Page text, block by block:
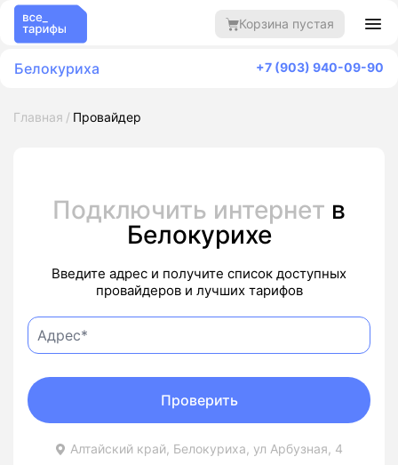
Корзина пустая
Белокуриха +7 (903) 940-09-90
Главная Провайдер
Подключить интернет в
Белокурихе
Введите адрес и получите список доступных
провайдеров и лучших тарифов
Алтайский край, Белокуриха, ул Арбузная, 4
Проверить